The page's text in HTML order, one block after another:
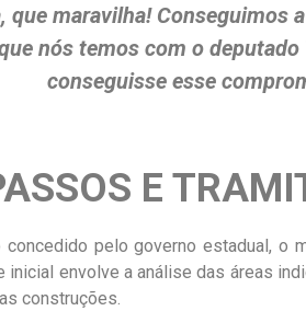
que maravilha! Conseguimos
nós temos com o
conseguisse esse
E
pelo governo estadual, o
inicial envolve a análise das áreas
construções.